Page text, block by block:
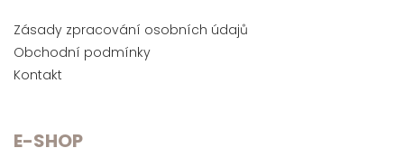
Zásady zpracování osobních údajů
Obchodní podmínky
Kontakt
E-SHOP